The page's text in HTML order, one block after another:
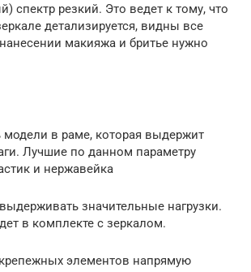
спектр резкий. Это ведет к тому, что
детализируется, видны все
макияжа и бритье нужно
в раме, которая выдержит
Лучшие по данном параметру
и нержавейка
значительные нагрузки.
в комплекте с зеркалом.
элементов напрямую